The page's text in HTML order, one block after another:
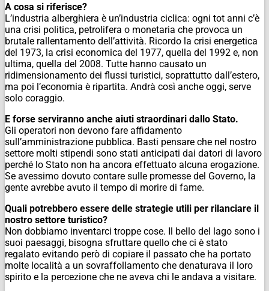
A cosa si riferisce?
L’industria alberghiera è un’industria ciclica: ogni tot anni c’è
una crisi politica, petrolifera o monetaria che provoca un
brutale rallentamento dell’attività. Ricordo la crisi energetica
del 1973, la crisi economica del 1977, quella del 1992 e, non
ultima, quella del 2008. Tutte hanno causato un
ridimensionamento dei flussi turistici, soprattutto dall’estero,
ma poi l’economia è ripartita. Andrà così anche oggi, serve
solo coraggio.
E forse serviranno anche aiuti straordinari dallo Stato.
Gli operatori non devono fare affidamento
sull’amministrazione pubblica. Basti pensare che nel nostro
settore molti stipendi sono stati anticipati dai datori di lavoro
perché lo Stato non ha ancora effettuato alcuna erogazione.
Se avessimo dovuto contare sulle promesse del Governo, la
gente avrebbe avuto il tempo di morire di fame.
Quali potrebbero essere delle strategie utili per rilanciare il
nostro settore turistico?
Non dobbiamo inventarci troppe cose. Il bello del lago sono i
suoi paesaggi, bisogna sfruttare quello che ci è stato
regalato evitando però di copiare il passato che ha portato
molte località a un sovraffollamento che denaturava il loro
spirito e la percezione che ne aveva chi le andava a visitare.